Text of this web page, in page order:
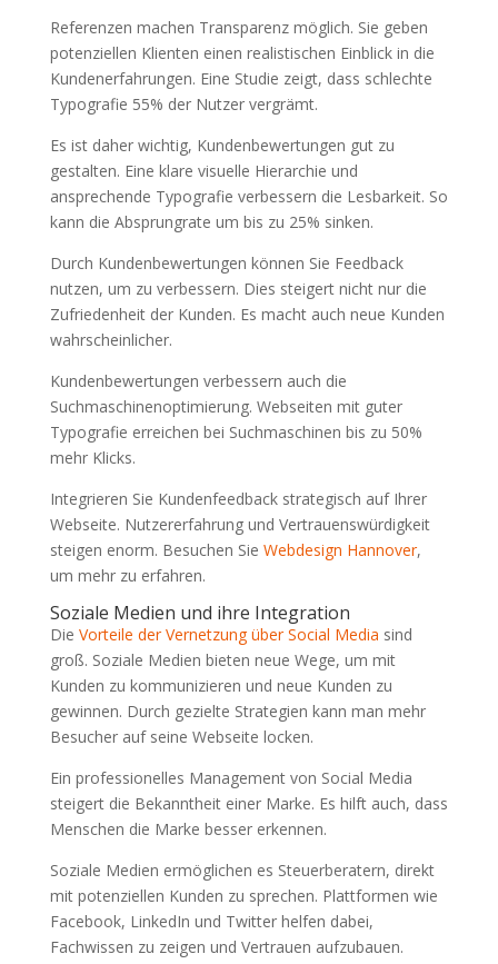
Referenzen machen Transparenz möglich. Sie geben
potenziellen Klienten einen realistischen Einblick in die
Kundenerfahrungen. Eine Studie zeigt, dass schlechte
Typografie 55% der Nutzer vergrämt.
Es ist daher wichtig, Kundenbewertungen gut zu
gestalten. Eine klare visuelle Hierarchie und
ansprechende Typografie verbessern die Lesbarkeit. So
kann die Absprungrate um bis zu 25% sinken.
Durch Kundenbewertungen können Sie Feedback
nutzen, um zu verbessern. Dies steigert nicht nur die
Zufriedenheit der Kunden. Es macht auch neue Kunden
wahrscheinlicher.
Kundenbewertungen verbessern auch die
Suchmaschinenoptimierung. Webseiten mit guter
Typografie erreichen bei Suchmaschinen bis zu 50%
mehr Klicks.
Integrieren Sie Kundenfeedback strategisch auf Ihrer
Webseite. Nutzererfahrung und Vertrauenswürdigkeit
steigen enorm. Besuchen Sie Webdesign Hannover,
um mehr zu erfahren.
Soziale Medien und ihre Integration
Die Vorteile der Vernetzung über Social Media sind
groß. Soziale Medien bieten neue Wege, um mit
Kunden zu kommunizieren und neue Kunden zu
gewinnen. Durch gezielte Strategien kann man mehr
Besucher auf seine Webseite locken.
Ein professionelles Management von Social Media
steigert die Bekanntheit einer Marke. Es hilft auch, dass
Menschen die Marke besser erkennen.
Soziale Medien ermöglichen es Steuerberatern, direkt
mit potenziellen Kunden zu sprechen. Plattformen wie
Facebook, LinkedIn und Twitter helfen dabei,
Fachwissen zu zeigen und Vertrauen aufzubauen.